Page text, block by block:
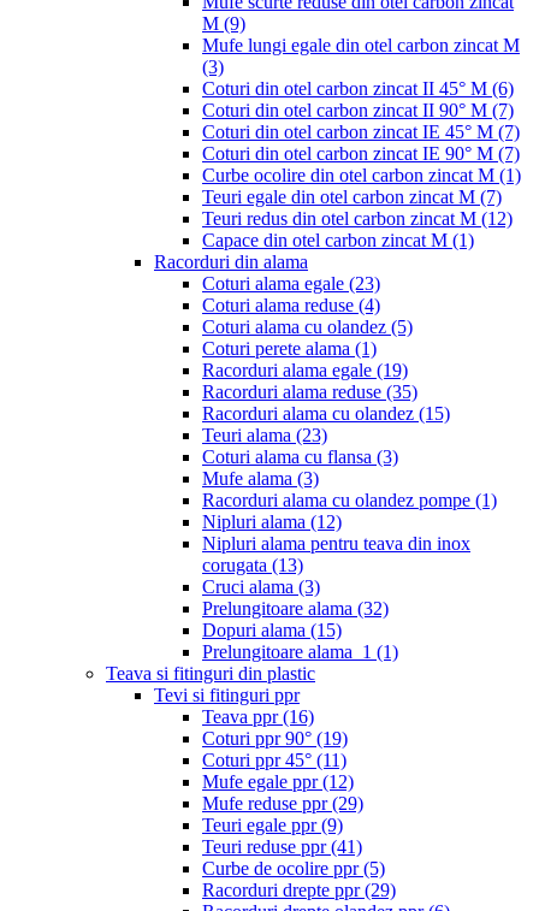
M (9)
Mufe lungi egale din otel carbon zincat M
(3)
Coturi din otel carbon zincat II 45° M (6)
Coturi din otel carbon zincat II 90° M (7)
Coturi din otel carbon zincat IE 45° M (7)
Coturi din otel carbon zincat IE 90° M (7)
Curbe ocolire din otel carbon zincat M (1)
Teuri egale din otel carbon zincat M (7)
Teuri redus din otel carbon zincat M (12)
Capace din otel carbon zincat M (1)
Racorduri din alama
Coturi alama egale (23)
Coturi alama reduse (4)
Coturi alama cu olandez (5)
Coturi perete alama (1)
Racorduri alama egale (19)
Racorduri alama reduse (35)
Racorduri alama cu olandez (15)
Teuri alama (23)
Coturi alama cu flansa (3)
Mufe alama (3)
Racorduri alama cu olandez pompe (1)
Nipluri alama (12)
Nipluri alama pentru teava din inox
corugata (13)
Cruci alama (3)
Prelungitoare alama (32)
Dopuri alama (15)
Prelungitoare alama_1 (1)
Teava si fitinguri din plastic
Tevi si fitinguri ppr
Teava ppr(16)
Coturi ppr 90° (19)
Coturi ppr 45° (11)
Mufe egale ppr(12)
Mufe reduse ppr(29)
Teuri egale ppr(9)
Teuri reduse ppr(41)
Curbe de ocolire ppr(5)
Racorduri drepte ppr(29)